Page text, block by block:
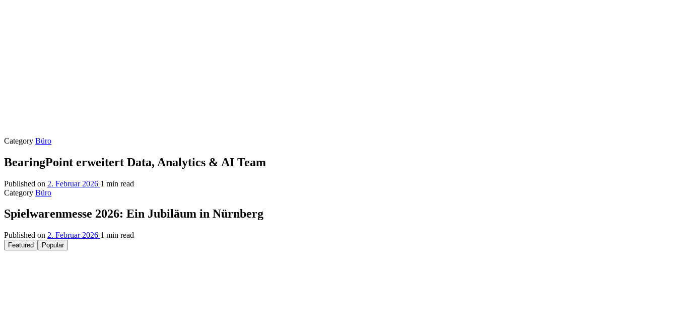
Category Büro
BearingPoint erweitert Data, Analytics & AI Team
Published on 2. Februar 2026 1 min read
Category Büro
Spielwarenmesse 2026: Ein Jubiläum in Nürnberg
Published on 2. Februar 2026 1 min read
Featured Popular